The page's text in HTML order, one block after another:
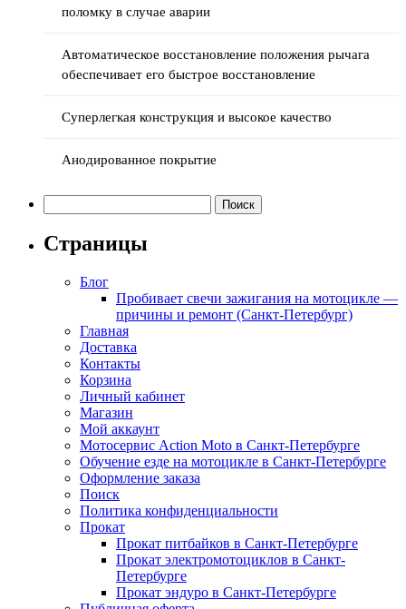
поломку в случае аварии
Автоматическое восстановление положения рычага
обеспечивает его быстрое восстановление
Суперлегкая конструкция и высокое качество
Анодированное покрытие
Страницы
Блог
Пробивает свечи зажигания на мотоцикле —
причины и ремонт (Санкт-Петербург)
Главная
Доставка
Контакты
Корзина
Личный кабинет
Магазин
Мой аккаунт
Мотосервис Action Moto в Санкт-Петербурге
Обучение езде на мотоцикле в Санкт-Петербурге
Оформление заказа
Поиск
Политика конфиденциальности
Прокат
Прокат питбайков в Санкт-Петербурге
Прокат электромотоциклов в Санкт-
Петербурге
Прокат эндуро в Санкт-Петербурге